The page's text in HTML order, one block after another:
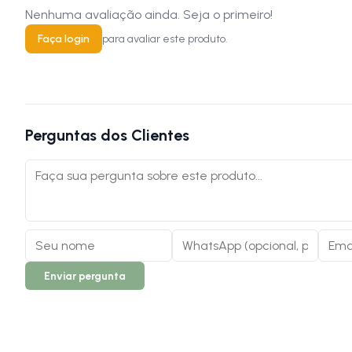
Nenhuma avaliação ainda. Seja o primeiro!
Faça login para avaliar este produto.
Perguntas dos Clientes
Enviar pergunta